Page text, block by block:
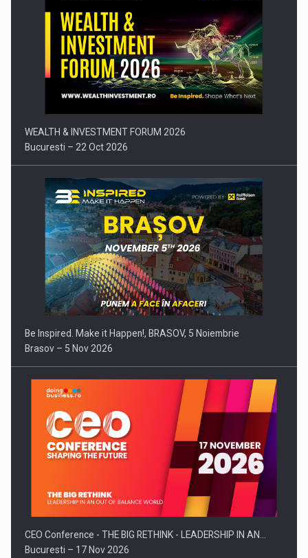
Comunicat de presa: Joburile part-time reincep sa intre pe…
WEALTH & INVESTMENT FORUM 2026
Bucuresti – 22 Oct 2026
Be Inspired. Make it Happen!, BRASOV, 5 Noiembrie
Brasov – 5 Nov 2026
CEO Conference - THE BIG RETHINK - LEADERSHIP IN AN…
Bucuresti – 17 Nov 2026